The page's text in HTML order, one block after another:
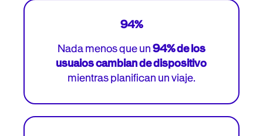
94%
Nada menos que un94% de los
usuaios cambian de dispositivo
mientras planifican un viaje.